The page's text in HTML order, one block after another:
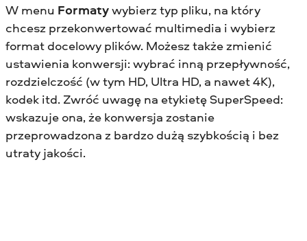
W menu Formatywybierz typ pliku, na który
chcesz przekonwertować multimedia i wybierz
format docelowy plików. Możesz także zmienić
ustawienia konwersji: wybrać inną przepływność,
rozdzielczość (w tym HD, Ultra HD, a nawet 4K),
kodek itd. Zwróć uwagę na etykietę SuperSpeed:
wskazuje ona, że konwersja zostanie
przeprowadzona z bardzo dużą szybkością i bez
utraty jakości.